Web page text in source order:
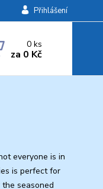
Přihlášení
0ks
za 0 Kč
everyone is in
is perfect for
seasoned